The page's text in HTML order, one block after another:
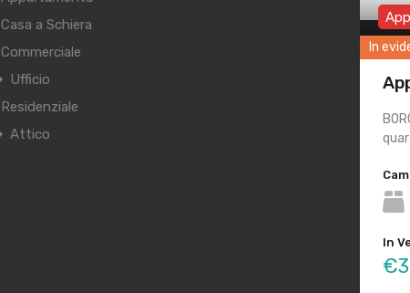
In
In
Casa a Schiera
Commerciale
Ufficio
Residenziale
Attico